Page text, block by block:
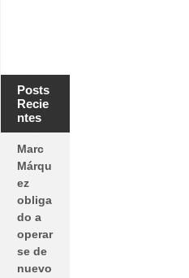
Posts
Recie
ntes
Marc
Márqu
ez
obliga
do a
operar
se de
nuevo